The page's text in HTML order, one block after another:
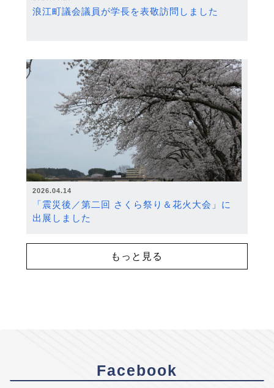
浪江町議会議員が学長を表敬訪問しました
2026.04.14
「震災後／第二回 さくら祭り＆花火大会」に
出展しました
もっと見る
Facebook